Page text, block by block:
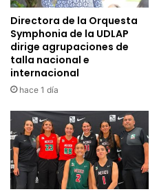
Directora de la Orquesta
Symphonia de la UDLAP
dirige agrupaciones de
talla nacional e
internacional
hace 1 día